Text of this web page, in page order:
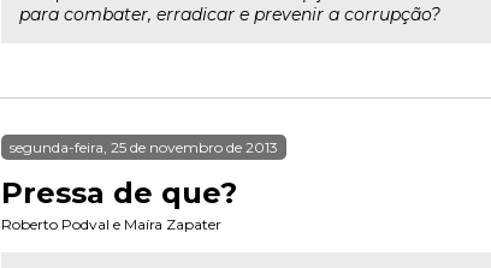
para combater, erradicar e prevenir a corrupção?
segunda-feira, 25 de novembro de 2013
Pressa de que?
Roberto Podval e Maíra Zapater